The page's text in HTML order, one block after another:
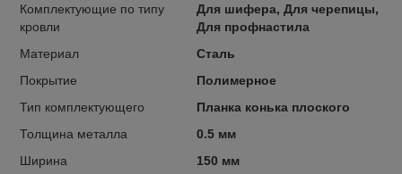
Комплектующие по типу
кровли
Для шифера, Для черепицы,
Для профнастила
Материал
Сталь
Покрытие
Полимерное
Тип комплектующего
Планка конька плоского
Толщина металла
0.5 мм
Ширина
150 мм